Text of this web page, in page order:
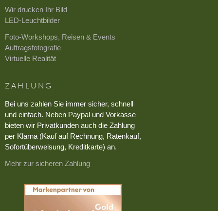
Wir drucken Ihr Bild
LED-Leuchtbilder
Foto-Workshops, Reisen & Events
Auftragsfotografie
Virtuelle Realität
ZAHLUNG
Bei uns zahlen Sie immer sicher, schnell
und einfach. Neben Paypal und Vorkasse
bieten wir Privatkunden auch die Zahlung
per Klarna (Kauf auf Rechnung, Ratenkauf,
Sofortüberweisung, Kreditkarte) an.
Mehr zur sicheren Zahlung